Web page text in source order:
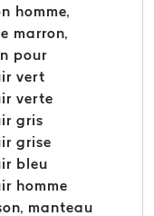
homme,
marron,
pour
vert
verte
gris
grise
bleu
homme
manteau